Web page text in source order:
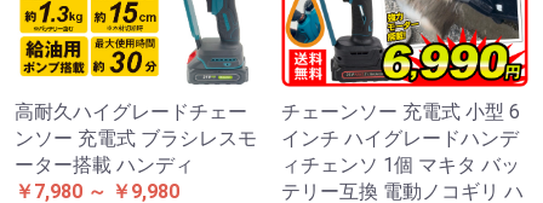
高耐久ハイグレードチェー
ンソー 充電式 ブラシレスモ
ーター搭載 ハンディ
￥7,980 ～ ￥9,980
チェーンソー 充電式 小型 6
インチ ハイグレードハンデ
ィチェンソ 1個 マキタ バッ
テリー互換 電動ノコギリ ハ